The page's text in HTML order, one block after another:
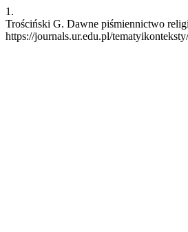
1.
Trościński G. Dawne piśmiennictwo
https://journals.ur.edu.pl/